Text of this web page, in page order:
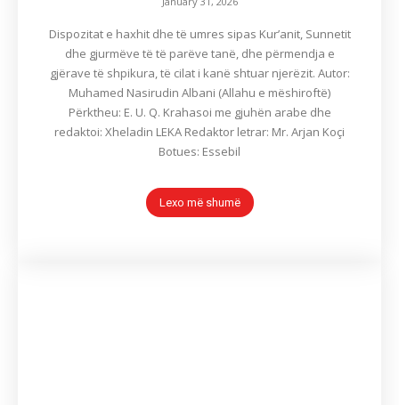
Dispozitat e haxhit dhe të umres sipas Kur’anit, Sunnetit
dhe gjurmëve të të parëve tanë, dhe përmendja e
gjërave të shpikura, të cilat i kanë shtuar njerëzit. Autor:
Muhamed Nasirudin Albani (Allahu e mëshiroftë)
Përktheu: E. U. Q. Krahasoi me gjuhën arabe dhe
redaktoi: Xheladin LEKA Redaktor letrar: Mr. Arjan Koçi
Botues: Essebil
Lexo më shumë